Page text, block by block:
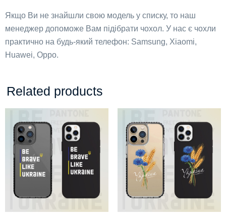
Якщо Ви не знайшли свою модель у списку, то наш
менеджер допоможе Вам підібрати чохол. У нас є чохли
практично на будь-який телефон: Samsung, Xiaomi,
Huawei, Oppo.
Related products